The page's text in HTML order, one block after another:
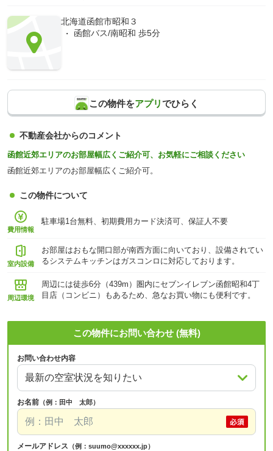
北海道函館市昭和３
函館バス/南昭和 歩5分
この物件をアプリでひらく
不動産会社からのコメント
函館近郊エリアのお部屋幅広くご紹介可、お気軽にご相談ください
函館近郊エリアのお部屋幅広くご紹介可。
この物件について
費用情報
駐車場1台無料、初期費用カード決済可、保証人不要
室内設備
お部屋はおもな開口部が南西方面に向いており、設備されてい
るシステムキッチンはガスコンロに対応しております。
周辺環境
周辺には徒歩6分（439m）圏内にセブンイレブン函館昭和4丁
目店（コンビニ）もあるため、急なお買い物にも便利です。
この物件にお問い合わせ (無料)
お問い合わせ内容
お名前 （例：田中 太郎）
メールアドレス （例：suumo@xxxxxx.jp）